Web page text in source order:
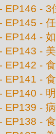
EP146 -
EP145 -
EP144 -
EP143 -
EP142 -
EP141 -
EP140 -
EP139 -
EP138 -